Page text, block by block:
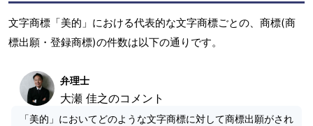
文字商標「美的」における代表的な文字商標ごとの、商標(商
標出願・登録商標)の件数は以下の通りです。
弁理士
大瀬 佳之のコメント
「美的」においてどのような文字商標に対して商標出願がされ